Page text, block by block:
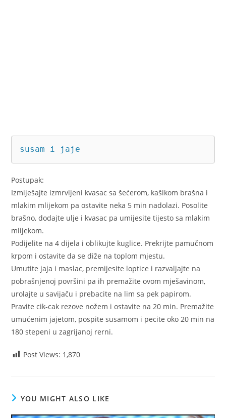
susam i jaje
Postupak:
Izmiješajte izmrvljeni kvasac sa šećerom, kašikom brašna i
mlakim mlijekom pa ostavite neka 5 min nadolazi. Posolite
brašno, dodajte ulje i kvasac pa umijesite tijesto sa mlakim
mlijekom.
Podijelite na 4 dijela i oblikujte kuglice. Prekrijte pamučnom
krpom i ostavite da se diže na toplom mjestu.
Umutite jaja i maslac, premijesite loptice i razvaljajte na
pobrašnjenoj površini pa ih premažite ovom mješavinom,
urolajte u savijaču i prebacite na lim sa pek papirom.
Pravite cik-cak rezove nožem i ostavite na 20 min. Premažite
umućenim jajetom, pospite susamom i pecite oko 20 min na
180 stepeni u zagrijanoj rerni.
Post Views: 1,870
YOU MIGHT ALSO LIKE